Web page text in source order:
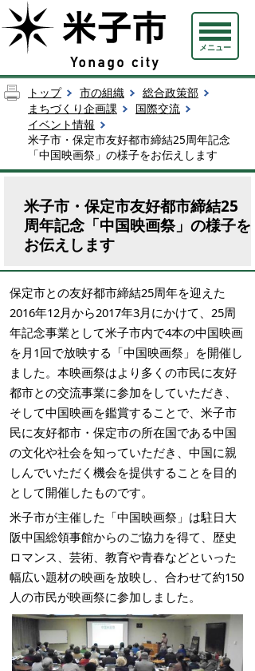
メニュー
トップ 市の組織
総合政策部
まちづくり企画課
国際交流
イベント情報
米子市・保定市友好都市締結25周年記念
「中国映画祭」の様子をお伝えします
米子市・保定市友好都市締結25
周年記念「中国映画祭」の様子を
お伝えします
保定市との友好都市締結25周年を迎えた
2016年12月から2017年3月にかけて、25周
年記念事業として米子市内で4本の中国映画
を月1回で放映する「中国映画祭」を開催し
ました。本映画祭はより多くの市民に友好
都市との交流事業に参加をしていただき、
そして中国映画を鑑賞することで、米子市
民に友好都市・保定市の所在国である中国
の文化や社会を知っていただき、中国に親
しんでいただく機会を提供することを目的
として開催したものです。
米子市が主催した「中国映画祭」は駐日大
阪中国総領事館からのご協力を得て、歴史
ロマンス、芸術、教育や青春などといった
幅広い題材の映画を放映し、合わせて約150
人の市民が映画祭に参加しました。